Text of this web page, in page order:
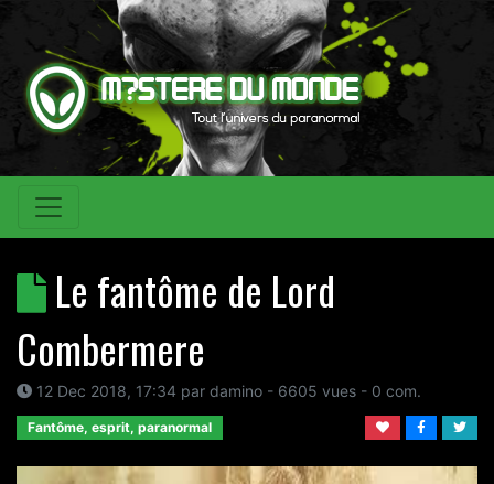
Le fantôme de Lord
Combermere
12 Dec 2018, 17:34 par damino - 6605 vues - 0 com.
Fantôme, esprit, paranormal